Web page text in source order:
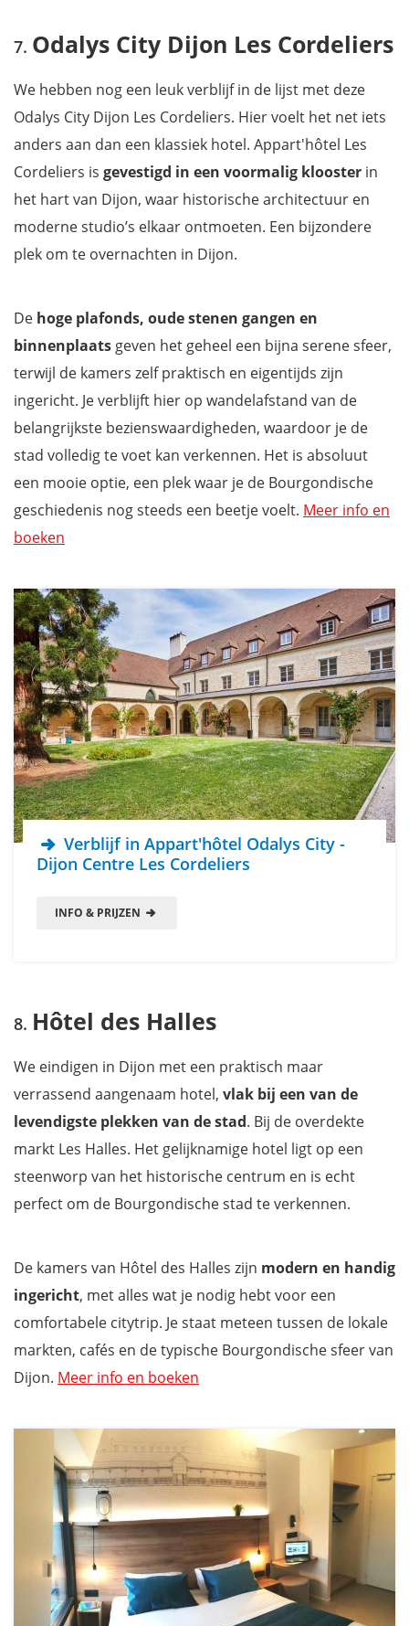
Odalys City Dijon Les Cordeliers
We hebben nog een leuk verblijf in de lijst met deze
Odalys City Dijon Les Cordeliers. Hier voelt het net iets
anders aan dan een klassiek hotel. Appart'hôtel Les
Cordeliers is gevestigd in een voormalig klooster in
het hart van Dijon, waar historische architectuur en
moderne studio’s elkaar ontmoeten. Een bijzondere
plek om te overnachten in Dijon.
De hoge plafonds, oude stenen gangen en
binnenplaats geven het geheel een bijna serene sfeer,
terwijl de kamers zelf praktisch en eigentijds zijn
ingericht. Je verblijft hier op wandelafstand van de
belangrijkste bezienswaardigheden, waardoor je de
stad volledig te voet kan verkennen. Het is absoluut
een mooie optie, een plek waar je de Bourgondische
geschiedenis nog steeds een beetje voelt. Meer info en
boeken
Verblijf in Appart'hôtel Odalys City -
Dijon Centre Les Cordeliers
INFO & PRIJZEN
Hôtel des Halles
We eindigen in Dijon met een praktisch maar
verrassend aangenaam hotel, vlak bij een van de
levendigste plekken van de stad. Bij de overdekte
markt Les Halles. Het gelijknamige hotel ligt op een
steenworp van het historische centrum en is echt
perfect om de Bourgondische stad te verkennen.
De kamers van Hôtel des Halles zijn modern en handig
ingericht, met alles wat je nodig hebt voor een
comfortabele citytrip. Je staat meteen tussen de lokale
markten, cafés en de typische Bourgondische sfeer van
Dijon. Meer info en boeken